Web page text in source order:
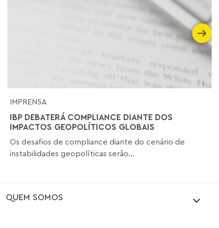
IMPRENSA
IBP DEBATERÁ COMPLIANCE DIANTE DOS
IMPACTOS GEOPOLÍTICOS GLOBAIS
Os desafios de compliance diante do cenário de
instabilidades geopolíticas serão...
QUEM SOMOS